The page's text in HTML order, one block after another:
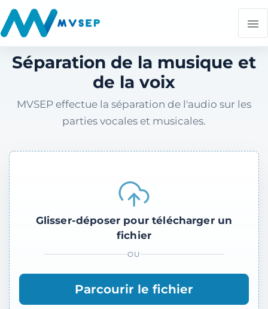
Séparation de la musique et
de la voix
MVSEP effectue la séparation de l'audio sur les
parties vocales et musicales.
Glisser-déposer pour télécharger un
fichier
OU
Parcourir le fichier